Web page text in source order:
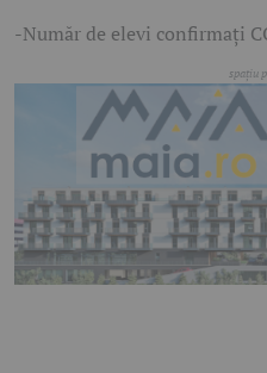
-Număr de elevi confirmați